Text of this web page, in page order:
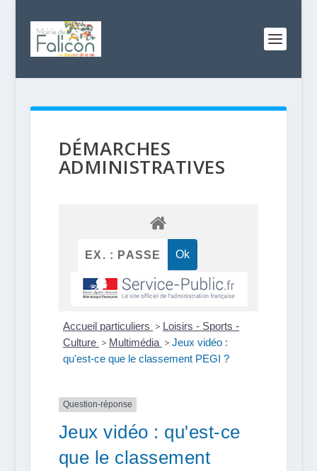
DÉMARCHES
ADMINISTRATIVES
Accueil particuliers > Loisirs - Sports -
Culture > Multimédia > Jeux vidéo :
qu'est-ce que le classement PEGI ?
Question-réponse
Jeux vidéo : qu'est-ce
que le classement